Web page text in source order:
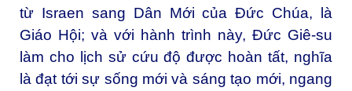
từ Israen sang Dân Mới của Đức Chúa, là
Giáo Hội; và với hành trình này, Đức Giê-su
làm cho lịch sử cứu độ được hoàn tất, nghĩa
là đạt tới sự sống mới và sáng tạo mới, ngang